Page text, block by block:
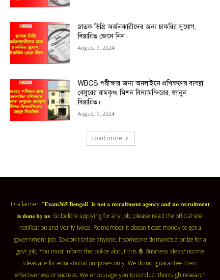
স্নাতক ডিগ্রি অর্জনকারীদের জন্য চাকরির সুযোগ,
বিস্তারিত জেনে নিন।
August 9, 2024
WBCS পরীক্ষার জন্য অনলাইনে প্রশিক্ষণের ব্যবস্থা
বেলুরের রামকৃষ্ণ মিশন বিদ্যামন্দিরের, জানুন
বিস্তারিত।
August 9, 2024
Load more
Disclaimer: "𝐄𝐱𝐚𝐦𝟑𝟔𝟓 𝐁𝐞𝐧𝐠𝐚𝐥𝐢 "𝐢𝐬 𝐧𝐨𝐭 𝐚 𝐫𝐞𝐜𝐫𝐮𝐢𝐭𝐦𝐞𝐧𝐭 𝐚𝐠𝐞𝐧𝐜𝐲 𝐚𝐧𝐝 𝐧𝐨 𝐫𝐞𝐜𝐫𝐮𝐢𝐭𝐦𝐞𝐧𝐭
𝐢𝐬 𝐝𝐨𝐧𝐞 𝐛𝐲 𝐮𝐬. So before applying for any job, please read the official site
notification and Verify twice. Remember it doesn't cost money to get a
government job. So don't bribe anyone. If someone demands a bribe for a
govt job, You must inform the police about this.👮 Business ideas/Income
Ideas are for educational purposes only. We do not guarantee their
effectiveness or success. We encourage you to conduct thorough research